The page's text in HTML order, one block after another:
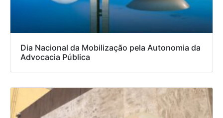
Dia Nacional da Mobilização pela Autonomia da
Advocacia Pública